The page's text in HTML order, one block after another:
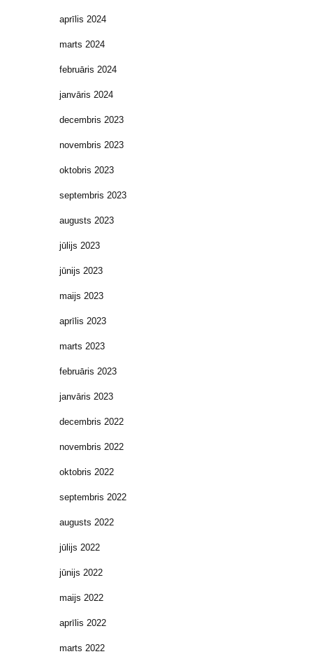
aprīlis 2024
marts 2024
februāris 2024
janvāris 2024
decembris 2023
novembris 2023
oktobris 2023
septembris 2023
augusts 2023
jūlijs 2023
jūnijs 2023
maijs 2023
aprīlis 2023
marts 2023
februāris 2023
janvāris 2023
decembris 2022
novembris 2022
oktobris 2022
septembris 2022
augusts 2022
jūlijs 2022
jūnijs 2022
maijs 2022
aprīlis 2022
marts 2022